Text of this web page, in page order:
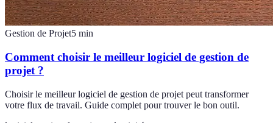
Gestion de Projet5 min
Comment choisir le meilleur logiciel de gestion de
projet ?
Choisir le meilleur logiciel de gestion de projet peut transformer
votre flux de travail. Guide complet pour trouver le bon outil.